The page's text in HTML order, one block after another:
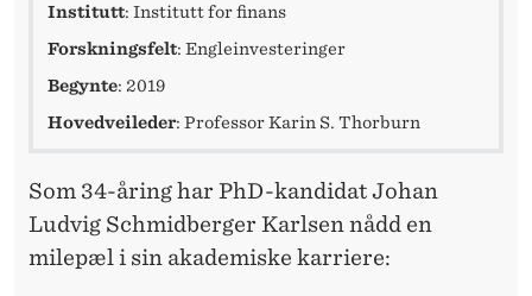
Institutt: Institutt for finans
Forskningsfelt: Engleinvesteringer
Begynte: 2019
Hovedveileder: Professor Karin S. Thorburn
Som 34-åring har PhD-kandidat Johan
Ludvig Schmidberger Karlsen nådd en
milepæl i sin akademiske karriere: